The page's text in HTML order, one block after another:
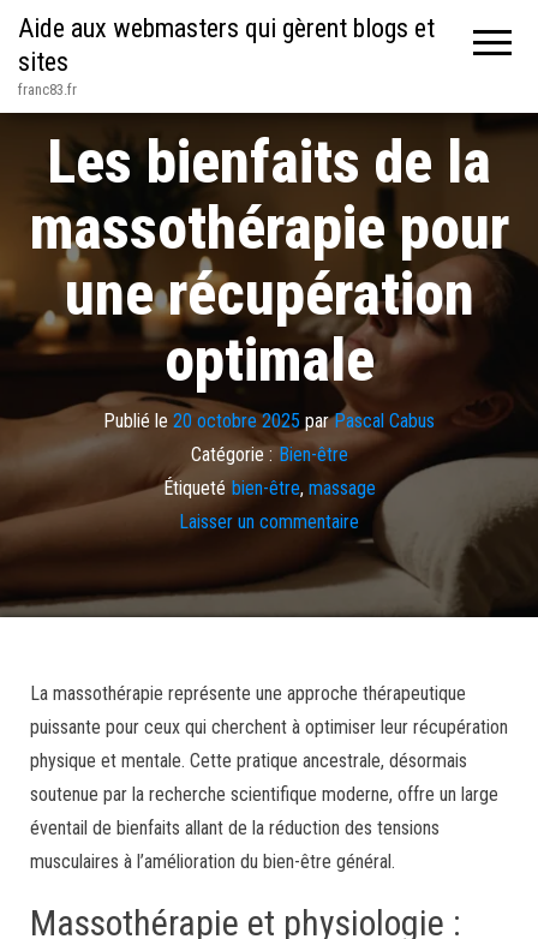
Aide aux webmasters qui gèrent blogs et
sites
franc83.fr
Les bienfaits de la
massothérapie pour
une récupération
optimale
Publié le 20 octobre 2025 parPascal Cabus
Catégorie : Bien-être
Étiqueté bien-être, massage
Laisser un commentaire
La massothérapie représente une approche thérapeutique
puissante pour ceux qui cherchent à optimiser leur récupération
physique et mentale. Cette pratique ancestrale, désormais
soutenue par la recherche scientifique moderne, offre un large
éventail de bienfaits allant de la réduction des tensions
musculaires à l’amélioration du bien-être général.
Massothérapie et physiologie :